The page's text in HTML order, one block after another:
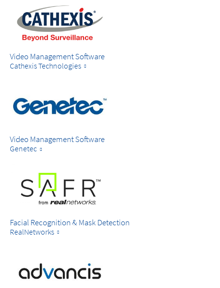
Video Management Software
Cathexis Technologies
Video Management Software
Genetec
Facial Recognition & Mask Detection
RealNetworks